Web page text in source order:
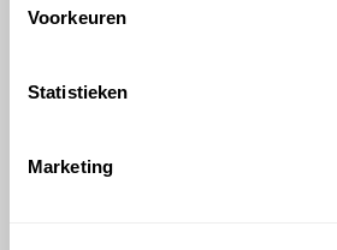
Voorkeuren
Statistieken
Marketing
Veelgestelde